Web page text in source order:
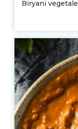
Biryani vegetale